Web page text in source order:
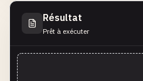
Résultat
Prêt à exécuter